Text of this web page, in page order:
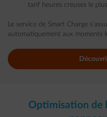
tarif heures creuses le
Le service de Smart Charge
automatiquement aux moments
Optimisation de